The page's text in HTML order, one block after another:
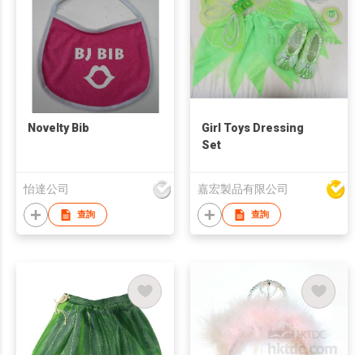
Novelty Bib
怡達公司
查詢
Girl Toys Dressing
Set
嘉宏製品有限公司
查詢